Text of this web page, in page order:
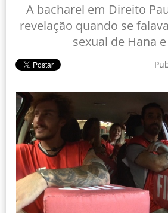
A bacharel em Direito
revelação quando se
sexual de Hana